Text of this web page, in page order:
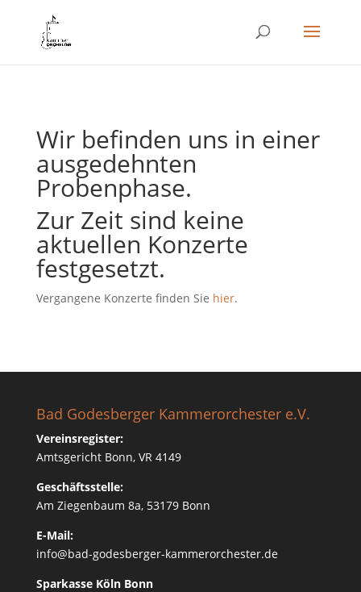
Wir befinden uns in einer
ausgedehnten
Probenphase.
Zur Zeit sind keine
aktuellen Konzerte
festgesetzt.
Vergangene Konzerte finden Sie hier.
Bad Godesberger Kammerorchester e.V.
Vereinsregister:
Amtsgericht Bonn, VR 4149
Geschäftsstelle:
Am Ziegenbaum 8a, 53179 Bonn
E-Mail:
info@bad-godesberger-kammerorchester.de
Sparkasse Köln Bonn